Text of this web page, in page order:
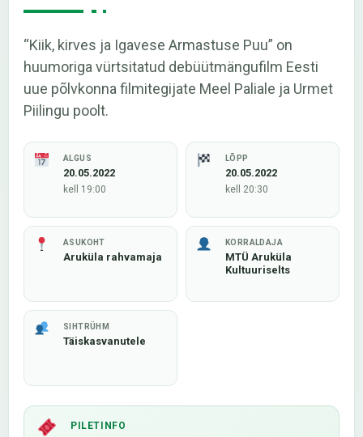
“Kiik, kirves ja Igavese Armastuse Puu” on
huumoriga vürtsitatud debüütmängufilm Eesti
uue põlvkonna filmitegijate Meel Paliale ja Urmet
Piilingu poolt.
ALGUS
20.05.2022
kell 19:00
LÕPP
20.05.2022
kell 20:30
ASUKOHT
Aruküla rahvamaja
KORRALDAJA
MTÜ Aruküla
Kultuuriselts
SIHTRÜHM
Täiskasvanutele
PILETINFO